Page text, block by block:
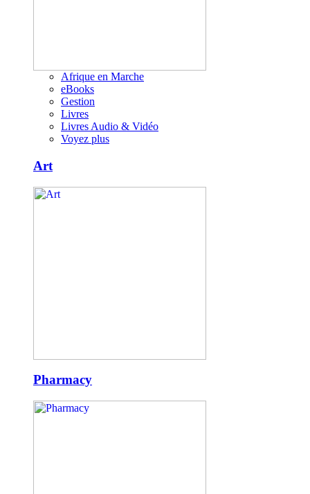
Afrique en Marche
eBooks
Gestion
Livres
Livres Audio & Vidéo
Voyez plus
Art
Pharmacy